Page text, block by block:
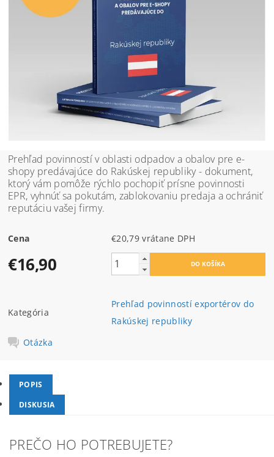
Prehľad povinností v oblasti odpadov a obalov pre e-
shopy predávajúce do Rakúskej republiky - dokument,
ktorý vám pomôže rýchlo pochopiť prísne povinnosti
EPR, vyhnúť sa pokutám, zablokovaniu predaja a ochrániť
reputáciu vašej firmy.
Cena €20,79 vrátane DPH
€16,90
Kategória
Prehľad povinností exportérov do
Rakúskej republiky
Otázka
POPIS
DISKUSIA
PREČO HO POTREBUJETE?